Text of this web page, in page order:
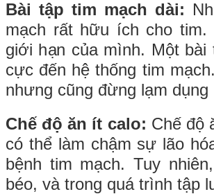
Bài tập tim mạch dài:
mạch rất hữu ích cho
giới hạn của mình. Một
cực đến hệ thống tim
nhưng cũng đừng lạm dụng
Chế độ ăn ít calo: Chế độ
có thể làm chậm sự lão
bệnh tim mạch. Tuy
béo, và trong quá trình tập